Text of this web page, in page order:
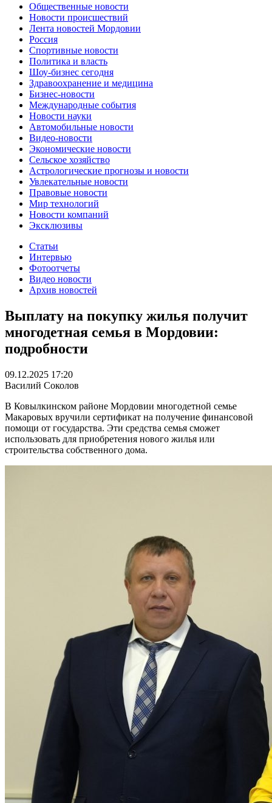
Общественные новости
Новости происшествий
Лента новостей Мордовии
Россия
Спортивные новости
Политика и власть
Шоу-бизнес сегодня
Здравоохранение и медицина
Бизнес-новости
Международные события
Новости науки
Автомобильные новости
Видео-новости
Экономические новости
Сельское хозяйство
Астрологические прогнозы и новости
Увлекательные новости
Правовые новости
Мир технологий
Новости компаний
Эксклюзивы
Статьи
Интервью
Фотоотчеты
Видео новости
Архив новостей
Выплату на покупку жилья получит
многодетная семья в Мордовии:
подробности
09.12.2025 17:20
Василий Соколов
В Ковылкинском районе Мордовии многодетной семье
Макаровых вручили сертификат на получение финансовой
помощи от государства. Эти средства семья сможет
использовать для приобретения нового жилья или
строительства собственного дома.